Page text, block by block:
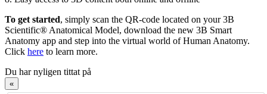
To get started, simply scan the QR-code located on your 3B
Scientific® Anatomical Model, download the new 3B Smart
Anatomy app and step into the virtual world of Human Anatomy.
Click here to learn more.
Du har nyligen tittat på
«